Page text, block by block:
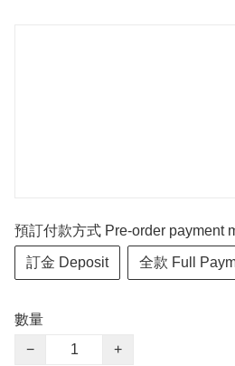
預訂付款方式 Pre-order payment
訂金 Deposit 全款 Full
數量
−
+